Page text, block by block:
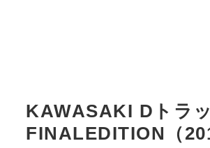
KAWASAKI Dトラ
FINALEDITION（